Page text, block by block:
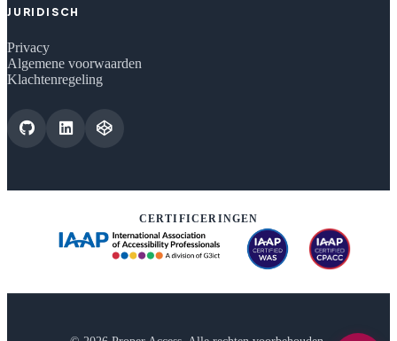
JURIDISCH
Privacy
Algemene voorwaarden
Klachtenregeling
CERTIFICERINGEN